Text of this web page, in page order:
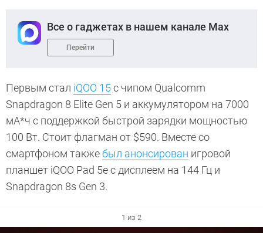
Все о гаджетах в нашем канале Max
Перейти
Первым стал iQOO 15с чипом Qualcomm
Snapdragon 8 Elite Gen 5 и аккумулятором на 7000
мА*ч с поддержкой быстрой зарядки мощностью
100 Вт. Стоит флагман от $590. Вместе со
смартфоном такжебыл анонсирован игровой
планшет iQOO Pad 5e с дисплеем на 144 Гц и
Snapdragon 8s Gen 3.
1 из 2